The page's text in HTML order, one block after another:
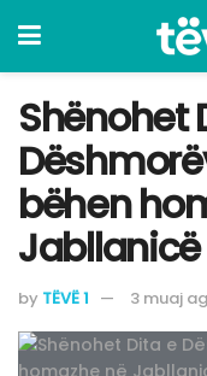
Shënohet
bëhen
Jabllanicë
by TËVË 1 3 muaj